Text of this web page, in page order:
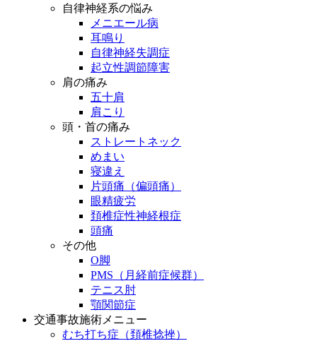
自律神経系の悩み
メニエール病
耳鳴り
自律神経失調症
起立性調節障害
肩の痛み
五十肩
肩こり
頭・首の痛み
ストレートネック
めまい
寝違え
片頭痛（偏頭痛）
眼精疲労
頚椎症性神経根症
頭痛
その他
O脚
PMS（月経前症候群）
テニス肘
顎関節症
交通事故施術メニュー
むち打ち症（頚椎捻挫）